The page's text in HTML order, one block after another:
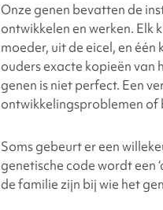
Onze genen bevatten de
ontwikkelen en werken. Elk
moeder, uit de eicel, en
ouders exacte kopieën van
genen is niet perfect. Een
ontwikkelingsproblemen of
Soms gebeurt er een
genetische code wordt een
de familie zijn bij wie het